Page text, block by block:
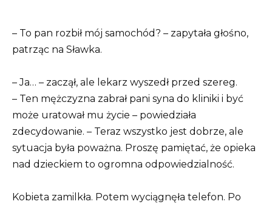
– To pan rozbił mój samochód? – zapytała głośno,
patrząc na Sławka.
– Ja… – zaczął, ale lekarz wyszedł przed szereg.
– Ten mężczyzna zabrał pani syna do kliniki i być
może uratował mu życie – powiedziała
zdecydowanie. – Teraz wszystko jest dobrze, ale
sytuacja była poważna. Proszę pamiętać, że opieka
nad dzieckiem to ogromna odpowiedzialność.
Kobieta zamilkła. Potem wyciągnęła telefon. Po